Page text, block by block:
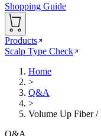
Shopping Guide
Products
Scalp Type Check
Home
>
Q&A
>
Volume Up Fiber
Q&A